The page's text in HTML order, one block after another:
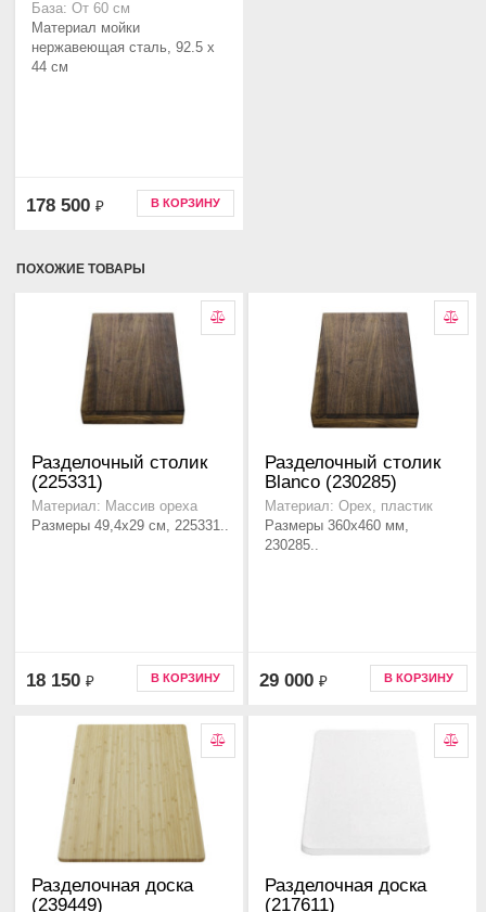
База: От 60 см
Материал мойки
нержавеющая сталь, 92.5 x
44 см
178 500 ₽ В КОРЗИНУ
ПОХОЖИЕ ТОВАРЫ
Разделочный столик
(225331)
Материал: Массив ореха
Размеры 49,4x29 см, 225331..
18 150 ₽ В КОРЗИНУ
Разделочный столик
Blanco (230285)
Материал: Орех, пластик
Размеры 360x460 мм,
230285..
29 000 ₽ В КОРЗИНУ
Разделочная доска
(239449)
Разделочная доска
(217611)